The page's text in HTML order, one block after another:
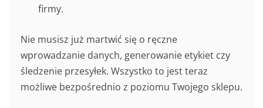
firmy.
Nie musisz już martwić się o ręczne
wprowadzanie danych, generowanie etykiet czy
śledzenie przesyłek. Wszystko to jest teraz
możliwe bezpośrednio z poziomu Twojego sklepu.